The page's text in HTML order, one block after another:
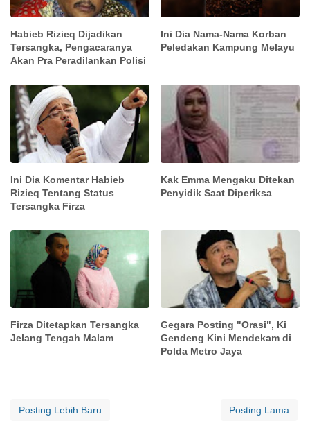
Habieb Rizieq Dijadikan
Tersangka, Pengacaranya
Akan Pra Peradilankan Polisi
Ini Dia Nama-Nama Korban
Peledakan Kampung Melayu
Ini Dia Komentar Habieb
Rizieq Tentang Status
Tersangka Firza
Kak Emma Mengaku Ditekan
Penyidik Saat Diperiksa
Firza Ditetapkan Tersangka
Jelang Tengah Malam
Gegara Posting "Orasi", Ki
Gendeng Kini Mendekam di
Polda Metro Jaya
Posting Lebih Baru Posting Lama